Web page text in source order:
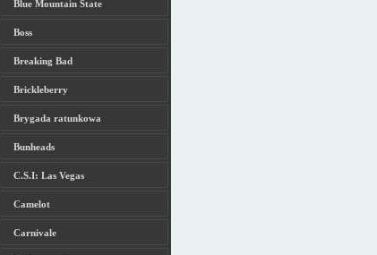
Blue Mountain State
Boss
Breaking Bad
Brickleberry
Brygada ratunkowa
Bunheads
C.S.I: Las Vegas
Camelot
Carnivale